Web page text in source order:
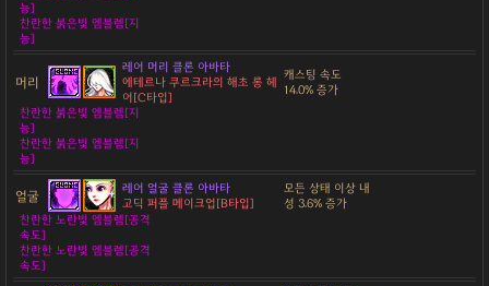
능]
찬란한 붉은빛 엠블렘[지
능]
머리
레어 머리 클론 아바타
에테르나 쿠르크라의 해초 롱 헤
어[C타입]
캐스팅 속도
14.0% 증가
찬란한 붉은빛 엠블렘[지
능]
찬란한 붉은빛 엠블렘[지
능]
얼굴
레어 얼굴 클론 아바타
고딕 퍼플 메이크업[B타입]
모든 상태 이상 내
성 3.6% 증가
찬란한 노란빛 엠블렘[공격
속도]
찬란한 노란빛 엠블렘[공격
속도]